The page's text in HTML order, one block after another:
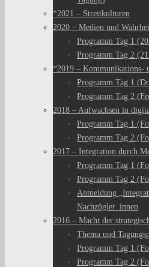
*2021 – Streitkulturen
2020 – Medien und
Programm Tag 1
Programm Tag 2
*2019 – Kommunikations-
Programm Tag 1
Programm Tag 2
2018 – Aufwachsen in
Programm Tag 1
Programm Tag 2
2017 – Integration durch
Programm Tag 1
Programm Tag 2
Anmeldung
Nachzügler_innen
2016 – Macht der
Thema und
Programm Tag 1
Programm Tag 2